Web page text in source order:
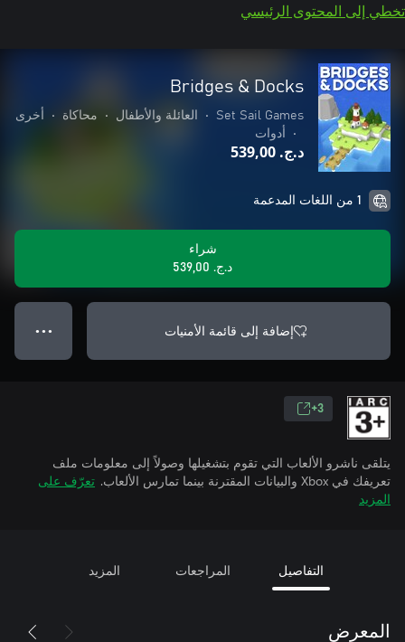
تخطي إلى المحتوى الرئيسي
Bridges & Docks
Set Sail Games
• العائلة والأطفال • محاكاة •
أخرى
•
أدوات
د.ج.‏ 539,00
1 من اللغات المدعمة
شراء
د.ج.‏ 539,00
إضافة إلى قائمة الأمنيات ● ● ●
3+
يتلقى ناشرو الألعاب التي تقوم بتشغيلها وصولاً إلى معلومات ملف
تعريفك في Xbox والبيانات المقترنة بينما تمارس الألعاب.
تعرّف على
المزيد
التفاصيل المراجعات المزيد
المعرض